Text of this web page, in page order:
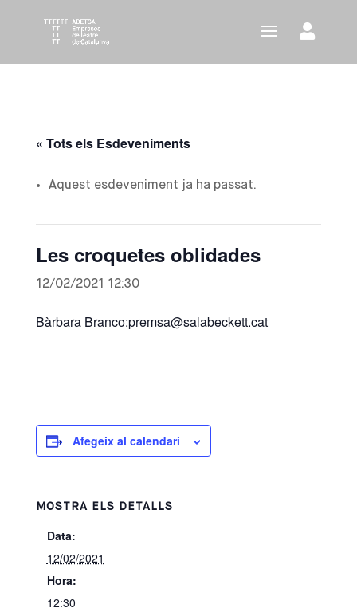
« Tots els Esdeveniments
Aquest esdeveniment ja ha passat.
Les croquetes oblidades
12/02/2021 12:30
Bàrbara Branco:premsa@salabeckett.cat
Afegeix al calendari
MOSTRA ELS DETALLS
Data:
12/02/2021
Hora:
12:30